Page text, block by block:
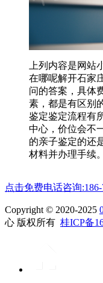
上列内容是网站
在哪呢解开石家
问的答案，具体
素，都是有区别
鉴定鉴定流程有
中心，价位会不
的亲子鉴定的还
材料并办理手续。
点击免费电话咨询:186-
Copyright © 2020-2025
心 版权所有 桂ICP备